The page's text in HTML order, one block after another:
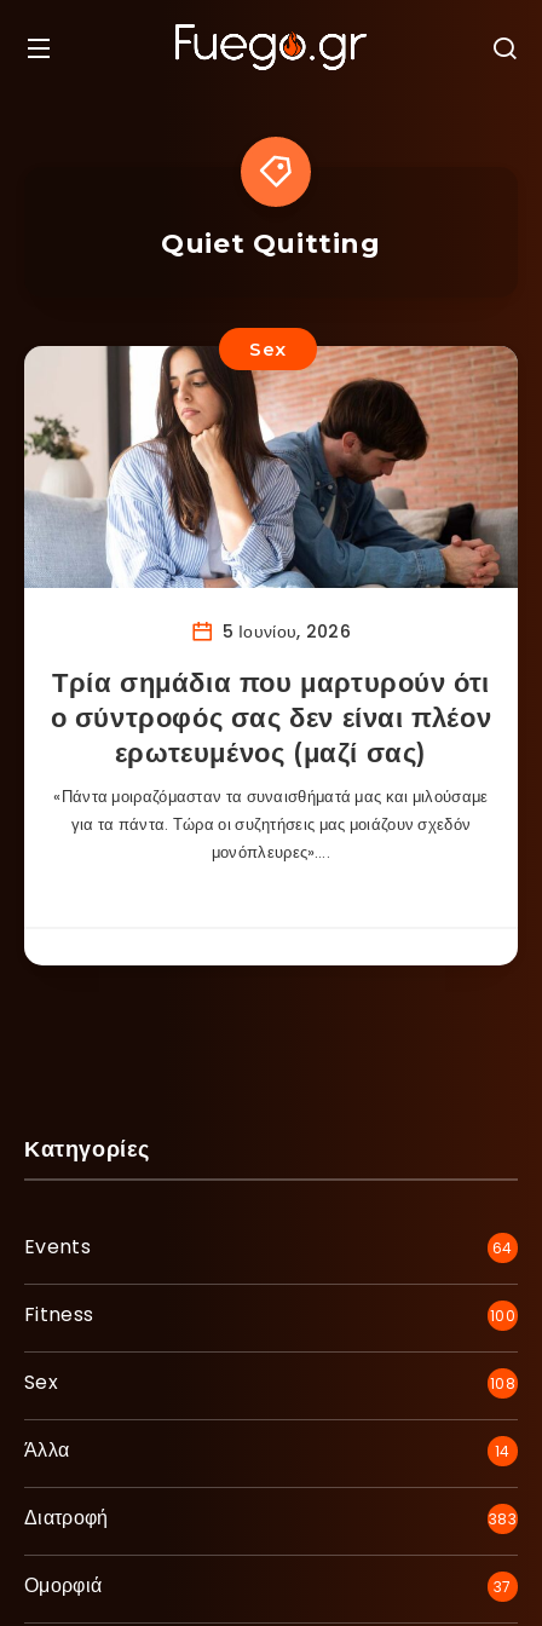
Quiet Quitting
Sex
5 Ιουνίου, 2026
Τρία σημάδια που μαρτυρούν ότι
ο σύντροφός σας δεν είναι πλέον
ερωτευμένος (μαζί σας)
«Πάντα μοιραζόμασταν τα συναισθήματά μας και μιλούσαμε
για τα πάντα. Τώρα οι συζητήσεις μας μοιάζουν σχεδόν
μονόπλευρες»….
Κατηγορίες
Events 64
Fitness 100
Sex 108
Άλλα 14
Διατροφή 383
Ομορφιά 37